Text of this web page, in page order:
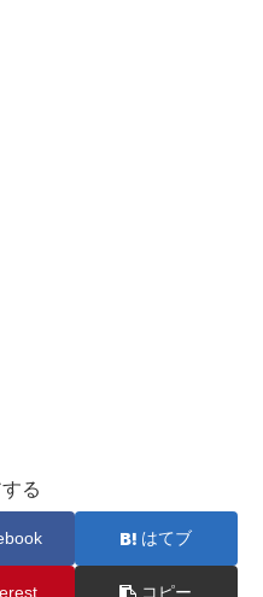
る
はてブ
コピー